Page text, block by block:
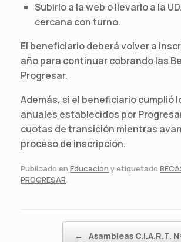
Subirlo a la web o llevarlo a la
cercana con turno.
El beneficiario deberá volver a
año para continuar cobrando las
Progresar.
Además, si el beneficiario cumplió
anuales establecidos por
cuotas de transición mientras
proceso de inscripción.
Publicado en Educación y etiquetado
PROGRESAR.
← Asambleas C.I.A.R.T.